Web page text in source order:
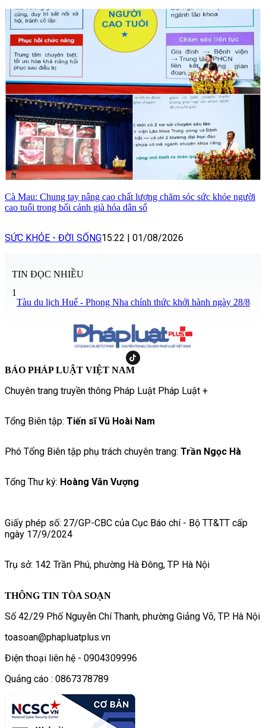
Cà Mau: Chung tay nâng cao chất lượng chăm sóc sức khỏe người
cao tuổi trong bối cảnh già hóa dân số
SỨC KHỎE - ĐỜI SỐNG15:22 01/08/2026
TIN ĐỌC NHIỀU
1
Tàu du lịch Huế - Phong Nha chính thức khởi hành ngày 28/8
BÁO PHÁP LUẬT VIỆT NAM
Chuyên trang truyền thông Pháp Luật Pháp Luật +
Tổng Biên tập: Tiến sĩ Vũ Hoài Nam
Phó Tổng Biên tập phụ trách chuyên trang: Trần Ngọc Hà
Tổng Thư ký: Hoàng Văn Vượng
Giấy phép số: 27/GP-CBC của Cục Báo chí - Bộ TT&TT cấp
ngày 17/9/2024
Trụ sở: 142 Trần Phú, phường Hà Đông, TP Hà Nội
THÔNG TIN TÒA SOẠN
Số 42/29 Phố Nguyễn Chí Thanh, phường Giảng Võ, TP. Hà Nội
toasoan@phapluatplus.vn
Điện thoại liên hệ - 0904309996
Quảng cáo : 0867378789